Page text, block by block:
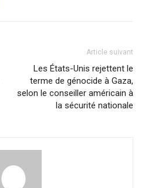
Article suivant
Les États-Unis rejettent le
terme de génocide à Gaza,
selon le conseiller américain à
la sécurité nationale